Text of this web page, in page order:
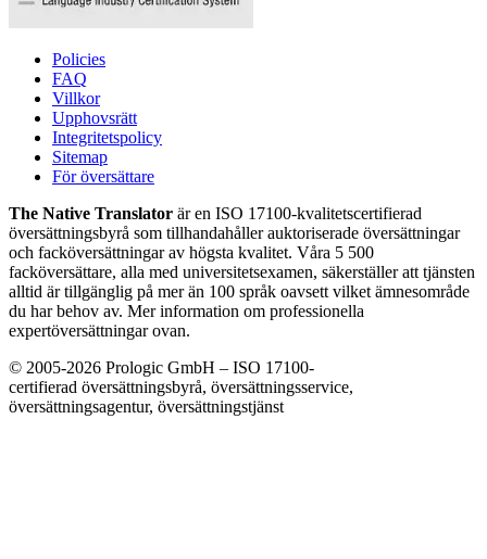
Policies
FAQ
Villkor
Upphovsrätt
Integritetspolicy
Sitemap
För översättare
The Native Translator är en ISO 17100-kvalitetscertifierad
översättningsbyrå som tillhandahåller auktoriserade översättningar
och facköversättningar av högsta kvalitet. Våra 5 500
facköversättare, alla med universitetsexamen, säkerställer att tjänsten
alltid är tillgänglig på mer än 100 språk oavsett vilket ämnesområde
du har behov av. Mer information om professionella
expertöversättningar ovan.
© 2005-2026 Prologic GmbH – ISO 17100-
certifierad översättningsbyrå, översättningsservice,
översättningsagentur, översättningstjänst